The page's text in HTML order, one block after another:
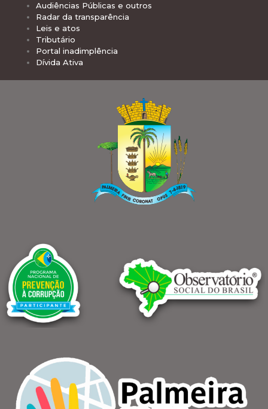
Audiências Públicas e outros
Radar da transparência
Leis e atos
Tributário
Portal inadimplência
Dívida Ativa